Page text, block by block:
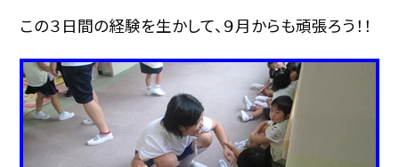
この３日間の経験を生かして、９月からも頑張ろう！！